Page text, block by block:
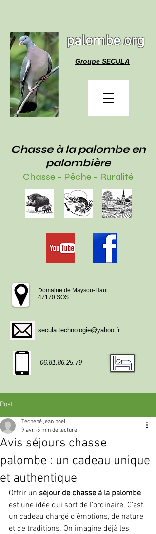
palombe.org
Groupe SECULA
Chasse à la palombe en
palombière
Chasse - Pêche - Ruralité
Domaine de Maysou-Haut
47170 SOS
secula.technologie@yahoo.fr
06.81.86.25.79
Post
Avis séjours chasse
palombe : un cadeau unique
et authentique
Téchené jean noel
9 avr. 5 min de lecture
Offrir un séjour de chasse à la palombe
est une idée qui sort de l’ordinaire. C’est
un cadeau chargé d’émotions, de nature
et de traditions. On imagine déjà les